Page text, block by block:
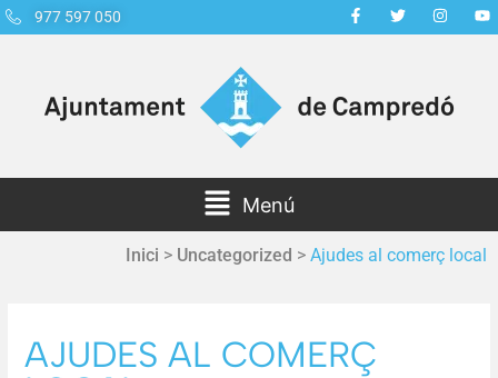
977 597 050
Menú
Inici > Uncategorized > Ajudes al comerç local
AJUDES AL COMERÇ